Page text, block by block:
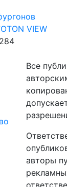
VIEW
Все
авторы